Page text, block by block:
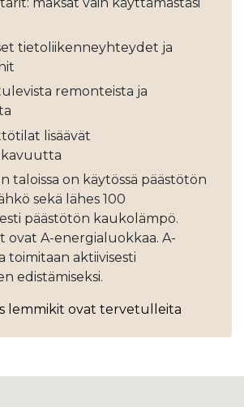
maksat vain käyttämästäsi
tietoliikenneyhteydet ja
remonteista ja
lisäävät
taloissa on käytössä päästötön
sekä lähes 100
päästötön kaukolämpö.
ovat A-energialuokkaa. A-
toimitaan aktiivisesti
edistämiseksi.
lemmikit ovat tervetulleita